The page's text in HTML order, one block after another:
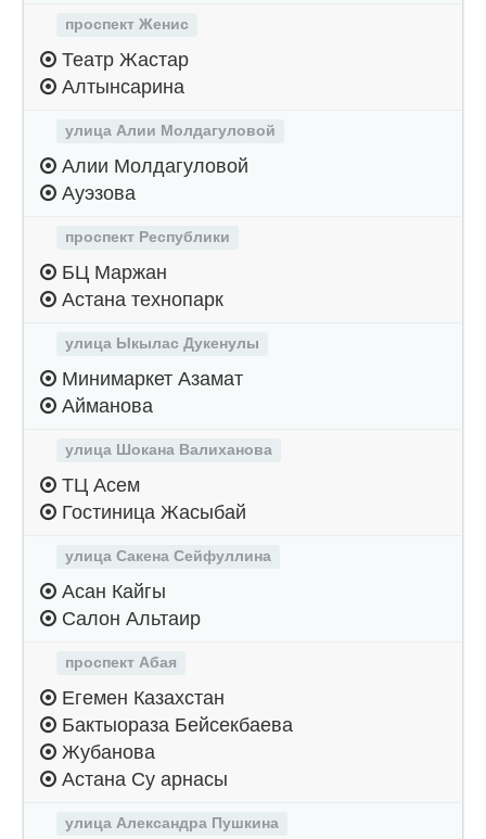
проспект Женис
Театр Жастар
Алтынсарина
улица Алии Молдагуловой
Алии Молдагуловой
Ауэзова
проспект Республики
БЦ Маржан
Астана технопарк
улица Ыкылас Дукенулы
Минимаркет Азамат
Айманова
улица Шокана Валиханова
ТЦ Асем
Гостиница Жасыбай
улица Сакена Сейфуллина
Асан Кайгы
Салон Альтаир
проспект Абая
Егемен Казахстан
Бактыораза Бейсекбаева
Жубанова
Астана Су арнасы
улица Александра Пушкина